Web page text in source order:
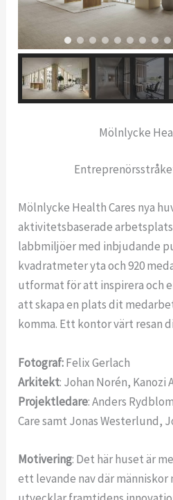
Mölnlycke
Mölnlycke Health Cares nya
aktivitetsbaserade
labbmiljöer med inbjudande
kvadratmeter yta och 920
utformat för att inspirera och
att skapa en plats dit
komma. Ett kontor värt resan
Fotograf:Felix Gerlach
Arkitekt: Johan Norén,
Projektledare: Anders
Care samt Jonas Westerlund,
Motivering: Det här huset är
ett levande nav där människor